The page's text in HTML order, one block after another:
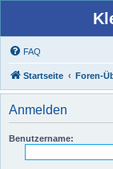
FAQ
Startseite Foren-
Anmelden
Benutzername: